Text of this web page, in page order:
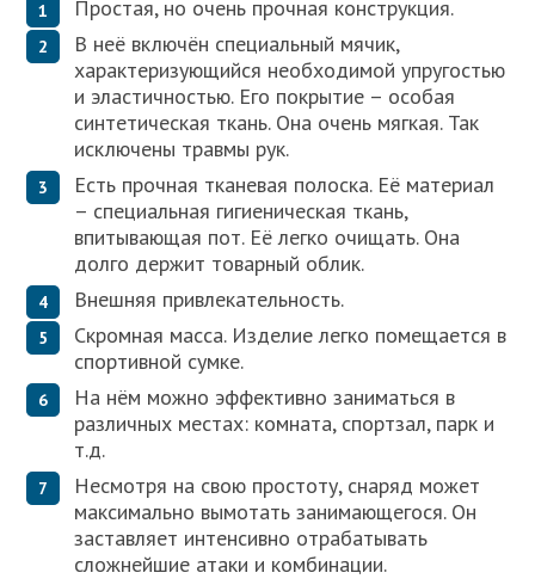
Простая, но очень прочная конструкция.
В неё включён специальный мячик,
характеризующийся необходимой упругостью
и эластичностью. Его покрытие – особая
синтетическая ткань. Она очень мягкая. Так
исключены травмы рук.
Есть прочная тканевая полоска. Её материал
– специальная гигиеническая ткань,
впитывающая пот. Её легко очищать. Она
долго держит товарный облик.
Внешняя привлекательность.
Скромная масса. Изделие легко помещается в
спортивной сумке.
На нём можно эффективно заниматься в
различных местах: комната, спортзал, парк и
т.д.
Несмотря на свою простоту, снаряд может
максимально вымотать занимающегося. Он
заставляет интенсивно отрабатывать
сложнейшие атаки и комбинации.